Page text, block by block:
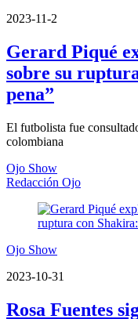
2023-11-2
Gerard Piqué
sobre su
pena”
El futbolista fue
colombiana
Ojo Show
Redacción Ojo
Ojo Show
2023-10-31
Rosa Fuentes